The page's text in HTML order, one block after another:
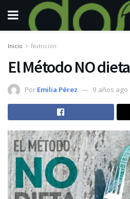
Inicio Nutrición
El Método NO dieta
Por Emilia Pérez 9 años ago